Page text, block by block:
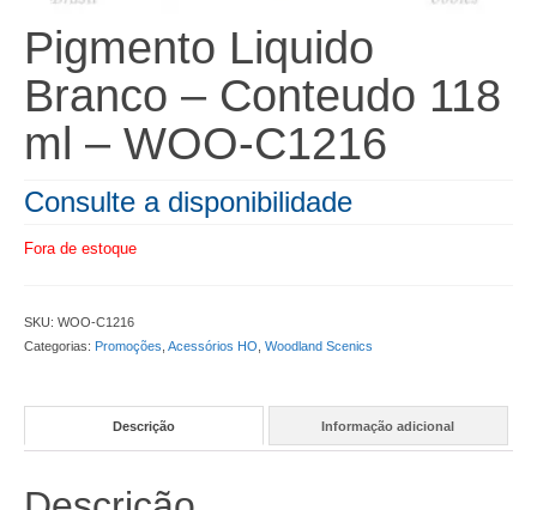
Pigmento Liquido
Branco – Conteudo 118
ml – WOO-C1216
Consulte a disponibilidade
Fora de estoque
SKU: WOO-C1216
Categorias: Promoções Acessórios HO Woodland Scenics
Descrição Informação adicional